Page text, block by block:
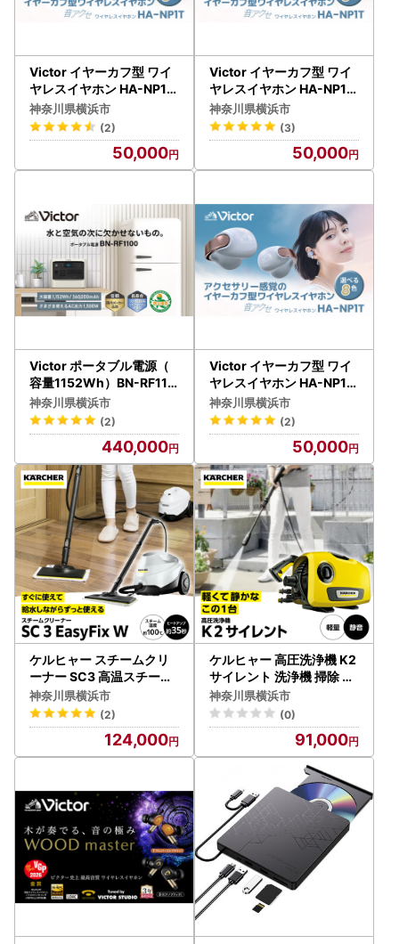
Victor イヤーカフ型 ワイ
ヤレスイヤホン HA-NP1T
-PN サンドピーチ イヤホ
ン AJZ0014VC07
神奈川県横浜市
(2)
50,000
Victor イヤーカフ型 ワイ
ヤレスイヤホン HA-NP1T
-W オフホワイト イヤホン
AJZ0014VC05
神奈川県横浜市
(3)
50,000
Victor ポータブル電源（
容量1152Wh）BN-RF110
0｜防災やキャンプで大活
躍のバッテリ－ 横浜市 AJ
Z0013
神奈川県横浜市
(2)
440,000
Victor イヤーカフ型 ワイ
ヤレスイヤホン HA-NP1T
-T マルーン イヤホン AJZ
0014VC04
神奈川県横浜市
(2)
50,000
ケルヒャー スチームクリ
ーナー SC3 高温スチーム
家電 掃除 APV0004
神奈川県横浜市
(2)
124,000
ケルヒャー 高圧洗浄機 K2
サイレント 洗浄機 掃除 洗
車 APV0003
神奈川県横浜市
(0)
91,000